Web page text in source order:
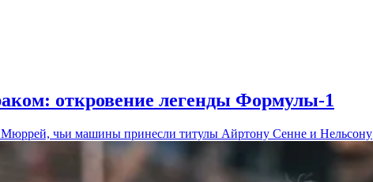
откровение легенды Формулы-1
чьи машины принесли титулы Айртону Сенне и Нельсону